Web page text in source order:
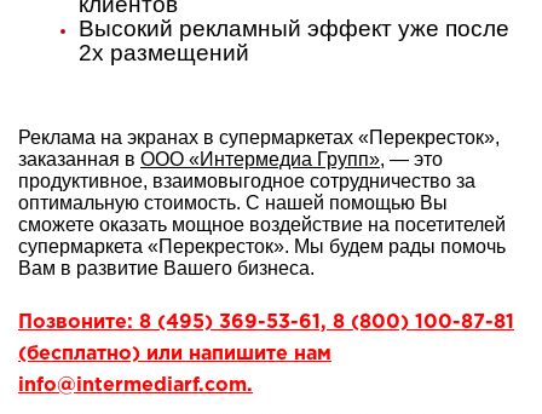
Высокий рекламный эффект уже после
2х размещений
Реклама на экранах в супермаркетах «Перекресток»,
заказанная в ООО «Интермедиа Групп», — это
продуктивное, взаимовыгодное сотрудничество за
оптимальную стоимость. С нашей помощью Вы
сможете оказать мощное воздействие на посетителей
супермаркета «Перекресток». Мы будем рады помочь
Вам в развитие Вашего бизнеса.
Позвоните: 8 (495) 369-53-61, 8 (800) 100-87-81
(бесплатно) или напишите нам
info@intermediarf.com.